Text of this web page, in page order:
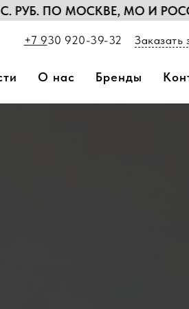
МО И РОССИИ
+7 930 920-39-32 Заказать
О нас Бренды